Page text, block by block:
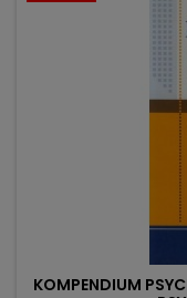
KOMPENDIUM